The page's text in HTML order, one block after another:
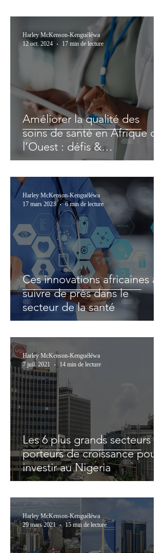
Améliorer la qualité des
soins de santé en Afrique de
l’Ouest : défis &
opportunités
Harley McKenson-Kenguéléwa
12 oct. 2024
17 min de lecture
Ces innovations africaines à
suivre de près dans le
secteur de la santé
Harley McKenson-Kenguéléwa
17 mars 2023
6 min de lecture
Les 6 plus grands secteurs
porteurs de croissance pour
investir au Nigeria
Harley McKenson-Kenguéléwa
7 juil. 2021
14 min de lecture
Harley McKenson-Kenguéléwa
29 mars 2021
15 min de lecture